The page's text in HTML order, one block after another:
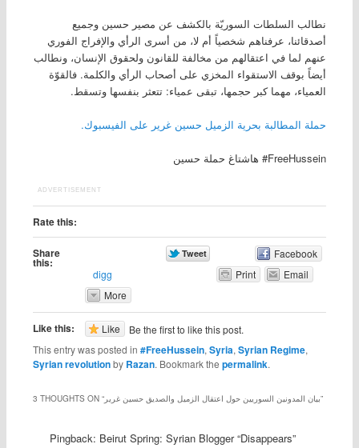
نطالب السلطات السوريّة بالكشف عن مصير حسين وجميع
أصدقائنا، عرفناهم شخصياً أم ﻻ، من أسرى الرأي والإفراج الفوري
عنهم لما في اعتقالهم من مخالفة للقانون ولحقوق الإنسان، ونطالب
أيضاً بوقف اﻻستقواء المخزي على أصحاب الرأي والكلمة. فالقوّة
العمياء، مهما كبر حجمها، تبقى عمياء: تتعثر بنفسها وتسقط.
حملة المطالبة بحرية الزميل حسين غرير على الفيسبوك.
هاشتاغ حملة حسين #FreeHussein
ADVERTISEMENT
Rate this:
Share
this:
Facebook
digg
Print
Email
More
Like this: Like
Be the first to like this post.
This entry was posted in #FreeHussein, Syria, Syrian Regime,
Syrian revolutionby Razan. Bookmark the permalink.
3 THOUGHTS ON “بيان المدونين السوريين حول اعتقال الزميل والصديق حسين غرير”
Pingback: Beirut Spring: Syrian Blogger “Disappears”